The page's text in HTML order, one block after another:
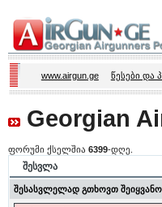
www.airgun.ge წესები და
Georgian
ფორუმი ქსელშია 6399-დღე.
შესვლა
შესასვლელად გთხოვთ